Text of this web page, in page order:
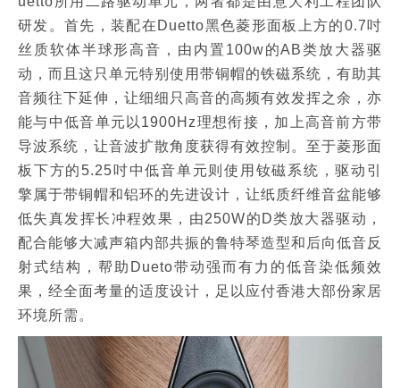
研发。首先，装配在Duetto黑色菱形面板上方的0.7吋
丝质软体半球形高音，由内置100w的AB类放大器驱
动，而且这只单元特别使用带铜帽的铁磁系统，有助其
音频往下延伸，让细细只高音的高频有效发挥之余，亦
能与中低音单元以1900Hz理想衔接，加上高音前方带
导波系统，让音波扩散角度获得有效控制。至于菱形面
板下方的5.25吋中低音单元则使用钕磁系统，驱动引
擎属于带铜帽和铝环的先进设计，让纸质纤维音盆能够
低失真发挥长冲程效果，由250W的D类放大器驱动，
配合能够大减声箱内部共振的鲁特琴造型和后向低音反
射式结构，帮助Dueto带动强而有力的低音染低频效
果，经全面考量的适度设计，足以应付香港大部份家居
环境所需。